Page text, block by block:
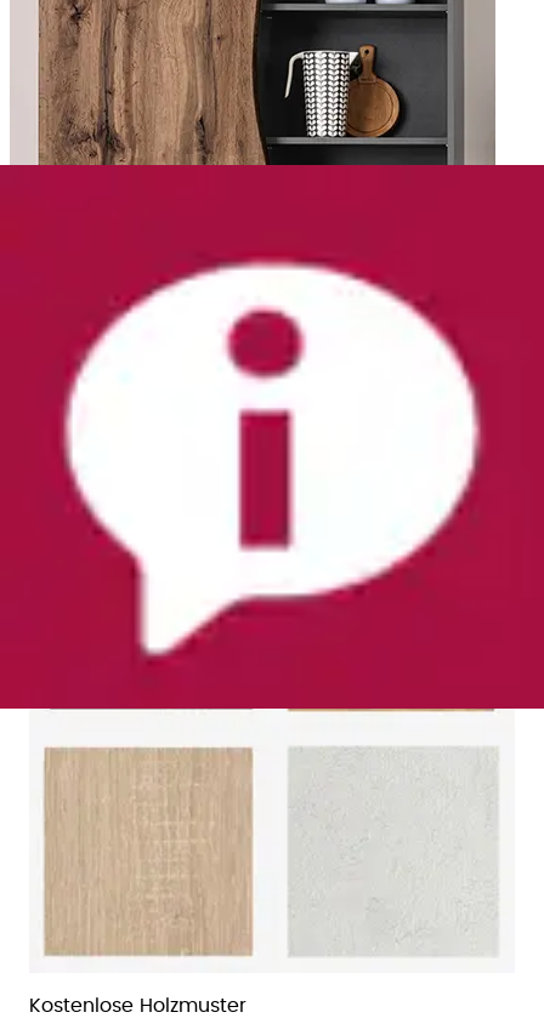
Einzelschränke
Unsere Services
Kosten­lose Holz­muster